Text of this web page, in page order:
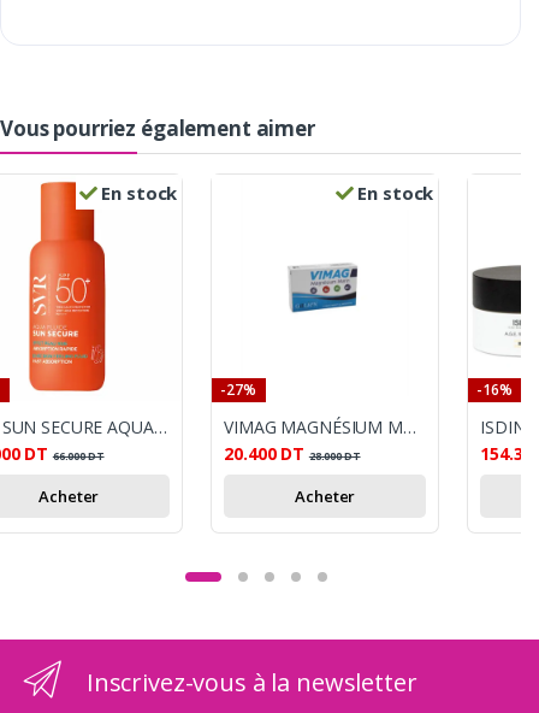
Vous pourriez également aimer
En stock
SVR SUN SECURE AQUA FLUIDE 50ML
DT 66.000DT
Acheter
En stock
-27%
VIMAG MAGNÉSIUM MARIN 30 COMPRIMÉS
20.400 DT 28.000DT
Acheter
-16%
Inscrivez-vous à la newsletter